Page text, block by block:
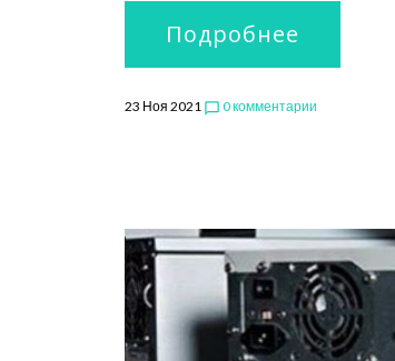
Подробнее
23 Ноя 2021 chat_bubble_outline 0 комментарии